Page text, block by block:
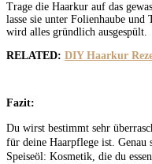
Trage die Haarkur auf das
lasse sie unter Folienhaube
wird alles gründlich ausgespült.
RELATED: DIY Haarkur
Fazit:
Du wirst bestimmt sehr
für deine Haarpflege ist.
Speiseöl: Kosmetik, die du